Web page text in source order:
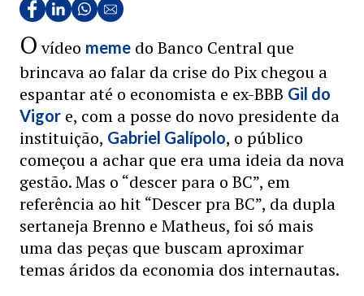
Ovídeo meme do Banco Central que
brincava ao falar da crise do Pix chegou a
espantar até o economista e ex-BBB Gil do
Vigor e, com a posse do novo presidente da
instituição, Gabriel Galípolo, o público
começou a achar que era uma ideia da nova
gestão. Mas o “descer para o BC”, em
referência ao hit “Descer pra BC”, da dupla
sertaneja Brenno e Matheus, foi só mais
uma das peças que buscam aproximar
temas áridos da economia dos internautas.